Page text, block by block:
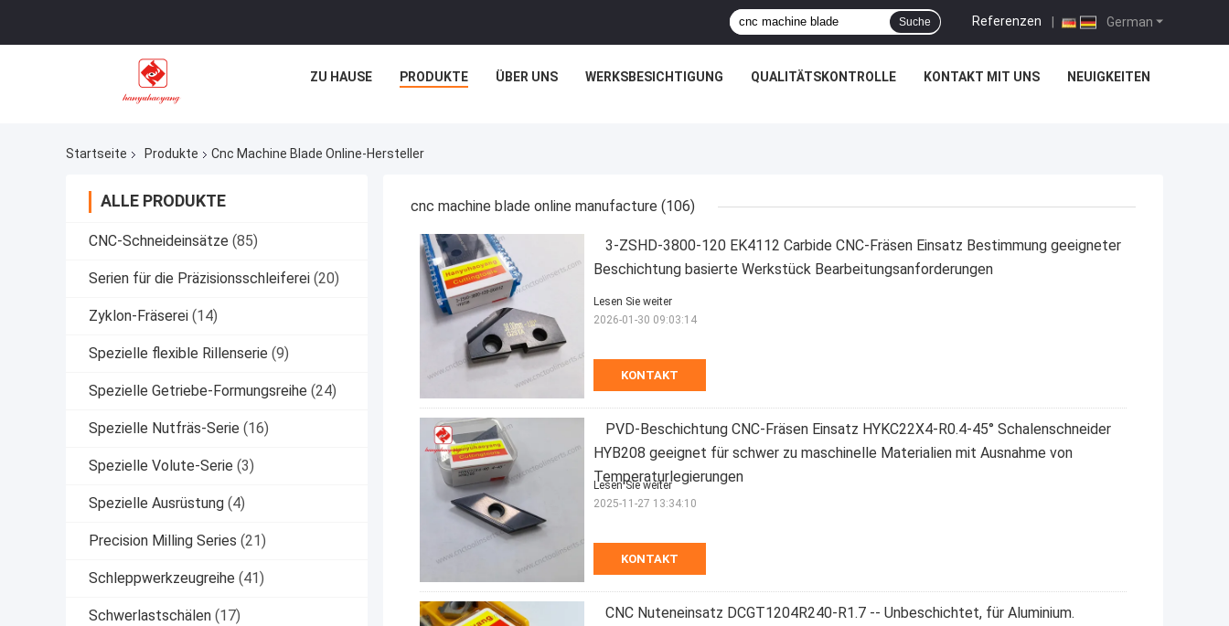
German
Referenzen |
Suche
ZU HAUSE PRODUKTE ÜBER UNS WERKSBESICHTIGUNG QUALITÄTSKONTROLLE KONTAKT MIT UNS NEUIGKEITEN
Startseite Produkte Cnc Machine Blade Online-Hersteller
ALLE PRODUKTE
CNC-Schneideinsätze (85)
Serien für die Präzisionsschleiferei (20)
Zyklon-Fräserei (14)
Spezielle flexible Rillenserie (9)
Spezielle Getriebe-Formungsreihe (24)
Spezielle Nutfräs-Serie (16)
Spezielle Volute-Serie (3)
Spezielle Ausrüstung (4)
Precision Milling Series (21)
Schleppwerkzeugreihe (41)
Schwerlastschälen (17)
cnc machine blade online manufacture (106)
3-ZSHD-3800-120 EK4112 Carbide CNC-Fräsen Einsatz Bestimmung geeigneter
Beschichtung basierte Werkstück Bearbeitungsanforderungen
KONTAKT
Lesen Sie weiter
2026-01-30 09:03:14
PVD-Beschichtung CNC-Fräsen Einsatz HYKC22X4-R0.4-45° Schalenschneider
HYB208 geeignet für schwer zu maschinelle Materialien mit Ausnahme von
Temperaturlegierungen
KONTAKT
Lesen Sie weiter
2025-11-27 13:34:10
CNC Nuteneinsatz DCGT1204R240-R1.7 -- Unbeschichtet, für Aluminium.